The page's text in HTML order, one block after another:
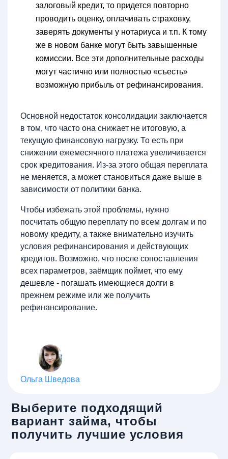
залоговый кредит, то придется повторно
проводить оценку, оплачивать страховку,
заверять документы у нотариуса и т.п. К тому
же в новом банке могут быть завышенные
комиссии. Все эти дополнительные расходы
могут частично или полностью «съесть»
возможную прибыль от рефинансирования.
Основной недостаток консолидации заключается
в том, что часто она снижает не итоговую, а
текущую финансовую нагрузку. То есть при
снижении ежемесячного платежа увеличивается
срок кредитования. Из-за этого общая переплата
не меняется, а может становиться даже выше в
зависимости от политики банка.
Чтобы избежать этой проблемы, нужно
посчитать общую переплату по всем долгам и по
новому кредиту, а также внимательно изучить
условия рефинансирования и действующих
кредитов. Возможно, что после сопоставления
всех параметров, заёмщик поймет, что ему
дешевле - погашать имеющиеся долги в
прежнем режиме или же получить
рефинансирование.
Ольга Шведова
Выберите подходящий
вариант займа, чтобы
получить лучшие условия